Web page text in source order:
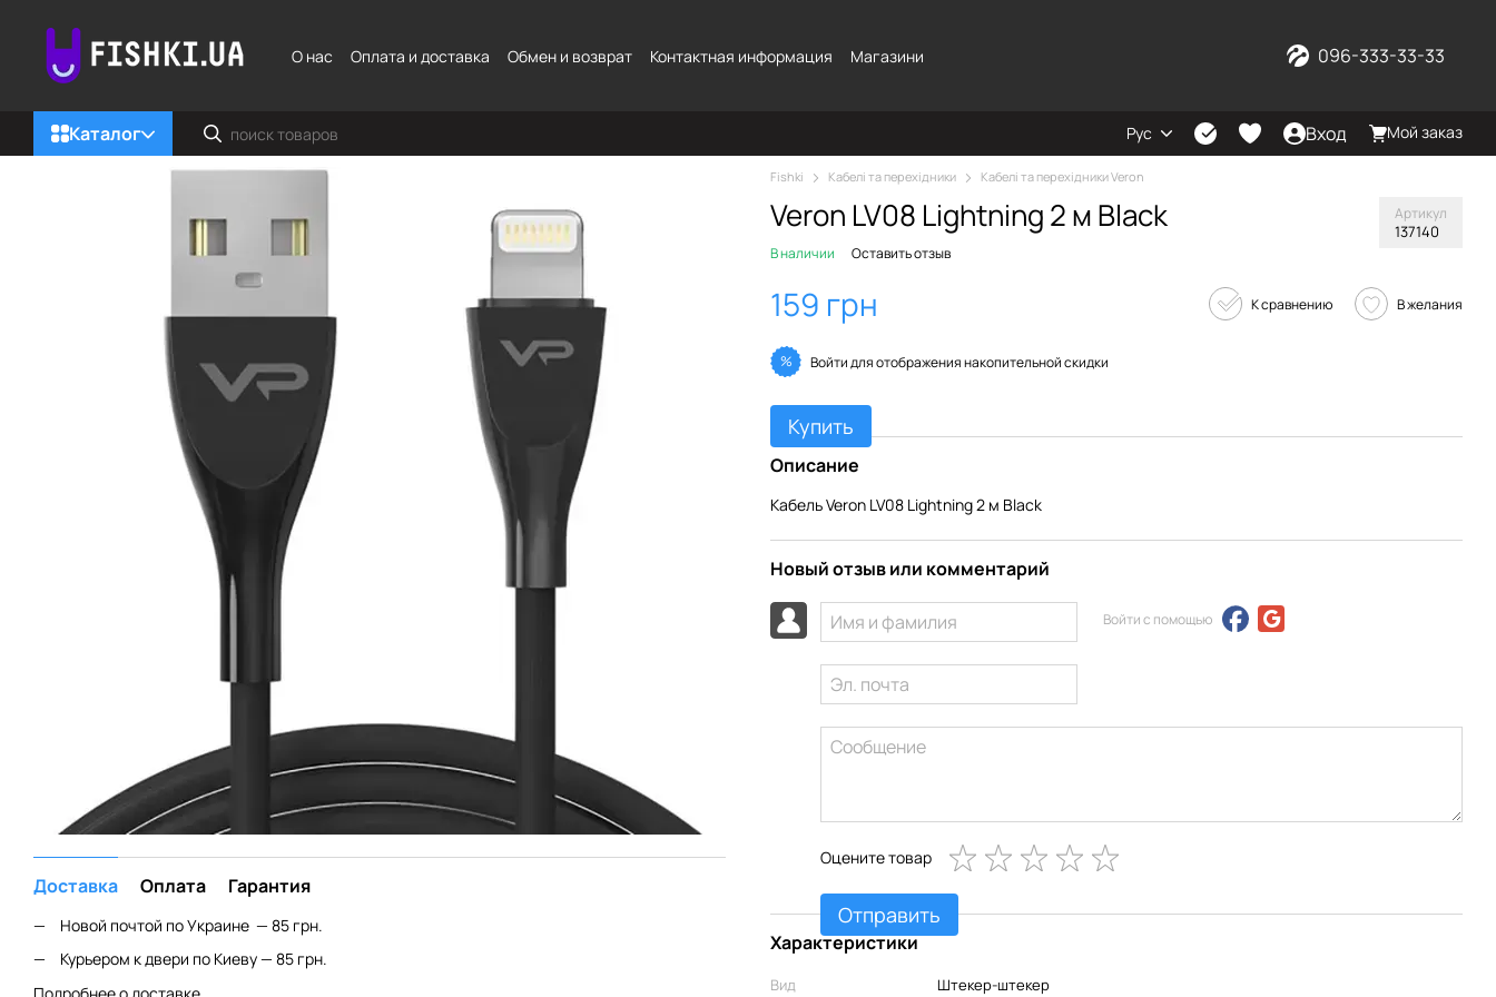
О нас
Оплата и доставка Обмен и возврат Контактная информация Магазини 096-333-33-33
Каталог Рус Вход Мой заказ
Доставка Оплата Гарантия
Новой почтой по Украине — 85 грн.
Курьером к двери по Киеву — 85 грн.
Fishki Кабелі та перехідники Кабелі та перехідники Veron
Veron LV08 Lightning 2 м Black Артикул
137140
В наличии Оставить отзыв
159 грн К сравнению В желания
% Войтидля отображения накопительной скидки
Купить
Описание
Кабель Veron LV08 Lightning 2 м Black
Новый отзыв или комментарий
Войти с помощью
Оцените товар
Отправить
Характеристики
Вид Штекер-штекер